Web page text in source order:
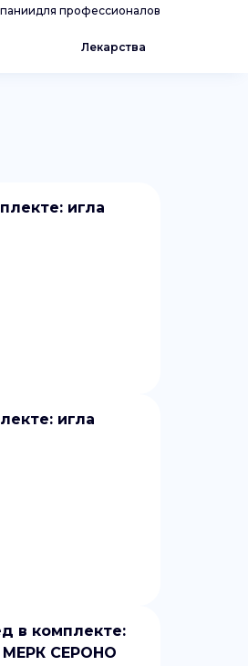
для профессионалов
Лекарства
игла
игла
в комплекте:
МЕРК СЕРОНО